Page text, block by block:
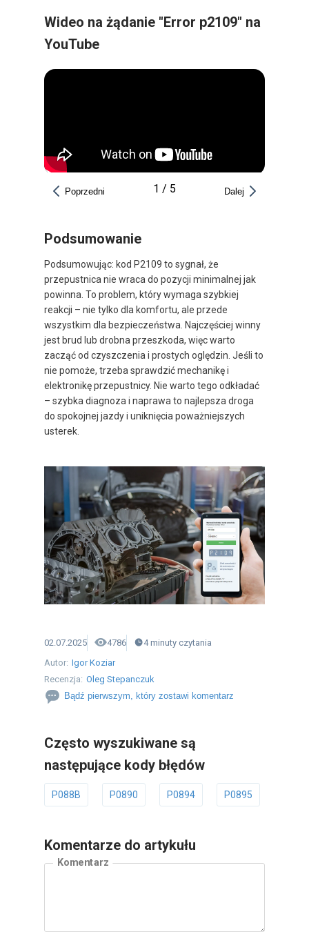
Wideo na żądanie "Error p2109" na
YouTube
Poprzedni 1 / 5 Dalej
Podsumowanie
Podsumowując: kod P2109 to sygnał, że
przepustnica nie wraca do pozycji minimalnej jak
powinna. To problem, który wymaga szybkiej
reakcji – nie tylko dla komfortu, ale przede
wszystkim dla bezpieczeństwa. Najczęściej winny
jest brud lub drobna przeszkoda, więc warto
zacząć od czyszczenia i prostych oględzin. Jeśli to
nie pomoże, trzeba sprawdzić mechanikę i
elektronikę przepustnicy. Nie warto tego odkładać
– szybka diagnoza i naprawa to najlepsza droga
do spokojnej jazdy i uniknięcia poważniejszych
usterek.
02.07.2025 4786 4 minuty czytania
Autor: Igor Koziar
Recenzja: Oleg Stepanczuk
Bądź pierwszym, który zostawi komentarz
Często wyszukiwane są
następujące kody błędów
P088B P0890 P0894 P0895
Komentarze do artykułu
Komentarz